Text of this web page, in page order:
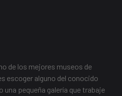
de los mejores museos de
escoger alguno del conocido
una pequeña galería que trabaje